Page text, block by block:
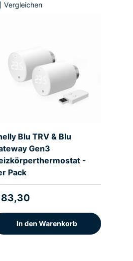
Vergleichen
Blu TRV & Blu
Gen3
-
Pack
In den Warenkorb